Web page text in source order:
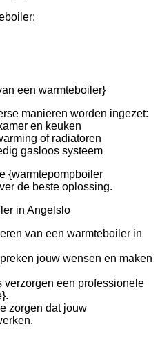
een warmteboiler}
manieren worden ingezet:
en keuken
of radiatoren
gasloos systeem
{warmtepompboiler
de beste oplossing.
in Angelslo
van een warmteboiler in
jouw wensen en maken
verzorgen een professionele
zorgen dat jouw